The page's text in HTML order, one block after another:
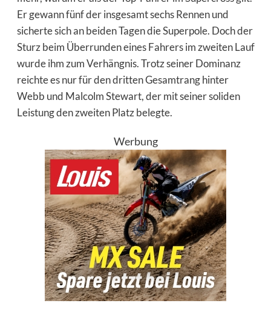
Er gewann fünf der insgesamt sechs Rennen und
sicherte sich an beiden Tagen die Superpole. Doch der
Sturz beim Überrunden eines Fahrers im zweiten Lauf
wurde ihm zum Verhängnis. Trotz seiner Dominanz
reichte es nur für den dritten Gesamtrang hinter
Webb und Malcolm Stewart, der mit seiner soliden
Leistung den zweiten Platz belegte.
Werbung